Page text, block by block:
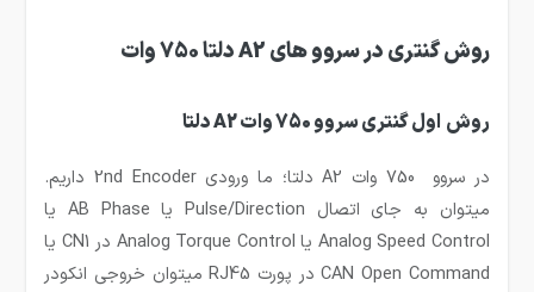
روش گنتری در سروو های A2 دلتا 750 وات
روش اول گنتری سروو 750 وات A2 دلتا
در سروو 750 وات A2 دلتا؛ ما ورودی 2nd Encoder داریم.
میتوان به جای اتصال Pulse/Direction یا AB Phase یا
Analog Speed Control یا Analog Torque Control در CN1 یا
CAN Open Command در پورت RJ45 میتوان خروجی انکودر